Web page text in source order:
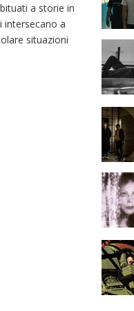
a storie in
intersecano a
situazioni